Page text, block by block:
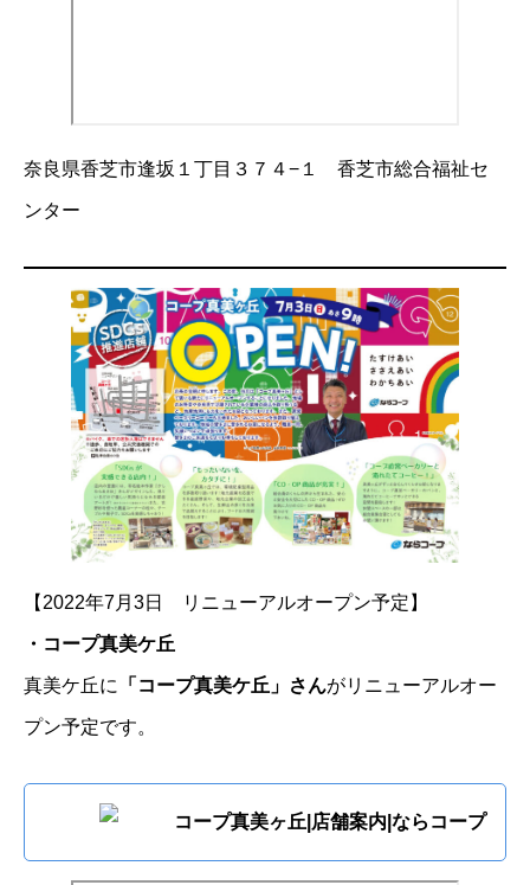
奈良県香芝市逢坂１丁目３７４−１ 香芝市総合福祉セ
ンター
【2022年7月3日 リニューアルオープン予定】
・コープ真美ケ丘
真美ケ丘に 「コープ真美ケ丘」さんがリニューアルオー
プン予定です。
コープ真美ヶ丘|店舗案内|ならコープ